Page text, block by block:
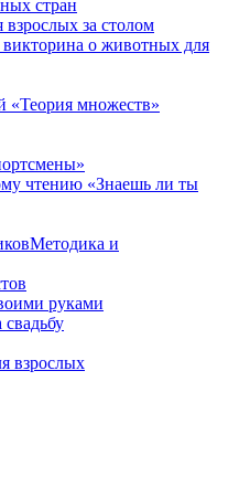
стран
за столом
о животных для
«Теория множеств»
чтению «Знаешь ли ты
Методика и
руками
взрослых